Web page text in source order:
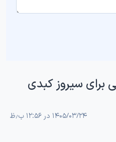
برای سیروز کبدی
۱۴۰۵/۰۳/۲۴ در ۱۲:۵۶ ب٫ظ